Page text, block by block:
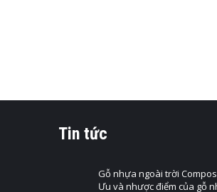
Tin tức
Gỗ nhựa ngoài trời
Ưu và nhược điểm của gỗ